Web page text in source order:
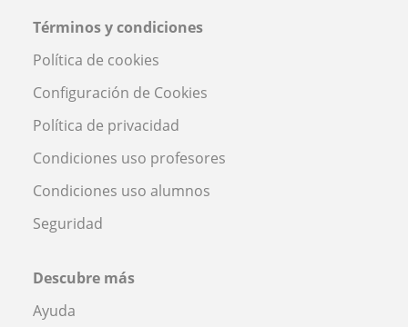
Términos y condiciones
Política de cookies
Configuración de Cookies
Política de privacidad
Condiciones uso profesores
Condiciones uso alumnos
Seguridad
Descubre más
Ayuda